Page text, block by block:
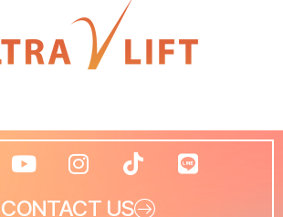
CONTACT US